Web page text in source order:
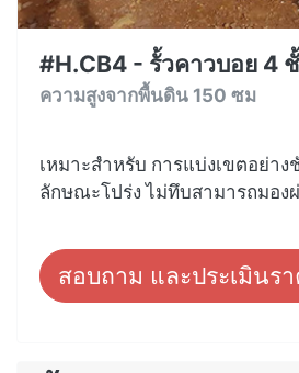
#H.CB4 - รั้วคาวบอย 4
ความสูงจากพื้นดิน 150 ซม
เหมาะสำหรับ การแบ่งเขตอย่าง
ลักษณะโปร่ง ไม่ทึบสามารถมอง
สอบถาม และประเมินร